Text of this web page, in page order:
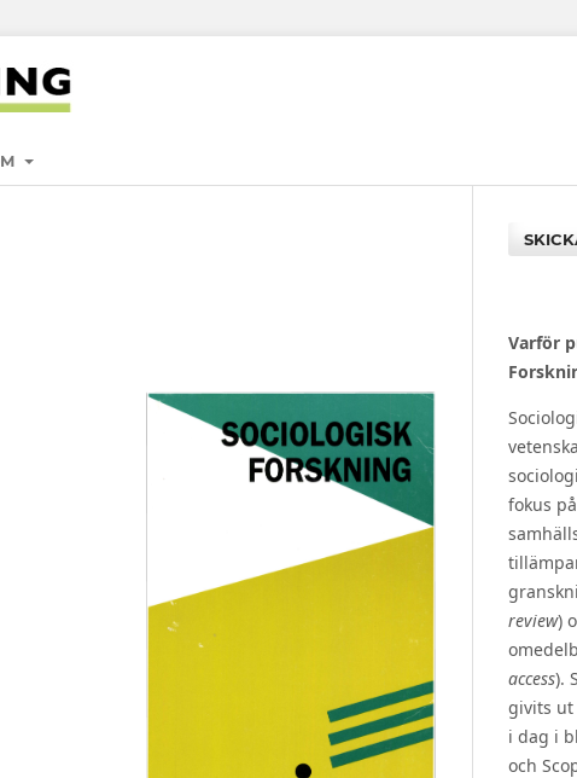
Varför
fokus
review)
access).
givits ut
i dag i
och